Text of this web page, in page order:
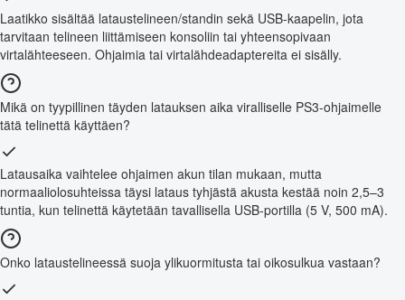
Laatikko sisältää lataustelineen/standin sekä USB-kaapelin, jota
tarvitaan telineen liittämiseen konsoliin tai yhteensopivaan
virtalähteeseen. Ohjaimia tai virtalähdeadaptereita ei sisälly.
Mikä on tyypillinen täyden latauksen aika viralliselle PS3-ohjaimelle
tätä telinettä käyttäen?
Latausaika vaihtelee ohjaimen akun tilan mukaan, mutta
normaaliolosuhteissa täysi lataus tyhjästä akusta kestää noin 2,5–3
tuntia, kun telinettä käytetään tavallisella USB-portilla (5 V, 500 mA).
Onko lataustelineessä suoja ylikuormitusta tai oikosulkua vastaan?